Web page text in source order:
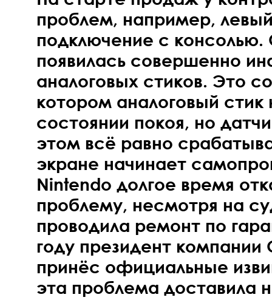
проблем, например,
подключение с
появилась совершенно
аналоговых стиков. Это
котором аналоговый стик
состоянии покоя, но
этом всё равно
экране начинает
Nintendo долгое время
проблему, несмотря на
проводила ремонт по
году президент
принёс официальные
эта проблема доставила